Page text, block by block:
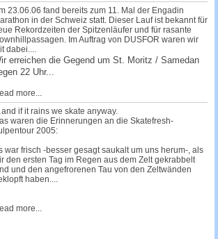
23.06.06 fand bereits zum 11. Mal der Engadin
in der Schweiz statt. Dieser Lauf ist bekannt für
Rekordzeiten der Spitzenläufer und für rasante
Im Auftrag von DUSFOR waren wir
dabei....
erreichen die Gegend um St. Moritz / Samedan
22 Uhr...
more...
if it rains we skate anyway.
waren die Erinnerungen an die Skatefresh-
2005:
war frisch -besser gesagt saukalt um uns herum-, als
den ersten Tag im Regen aus dem Zelt gekrabbelt
und den angefrorenen Tau von den Zeltwänden
haben....
more...